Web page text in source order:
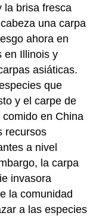
la brisa fresca
una carpa
ahora en
en Illinois y
asiáticas.
que
y el carpe de
en China
recursos
a nivel
la carpa
invasora
la comunidad
a las especies